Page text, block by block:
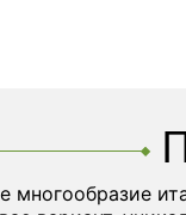
многообразие